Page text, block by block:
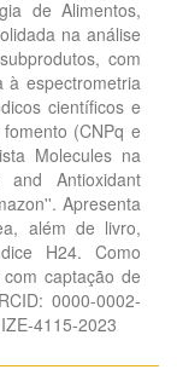
de Alimentos,
na análise
com
à espectrometria
científicos e
(CNPq e
Molecules na
and Antioxidant
Apresenta
além de livro,
H24. Como
captação de
0000-0002-
4115-2023